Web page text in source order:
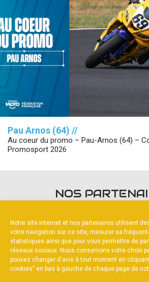
Notre site internet et nos partenaires utilisent
votre navigation sur ce site, mesurer sa
statistiques ainsi que pour vous permettre de
réseaux sociaux. Nous conservons votre choix
pouvez changer d'avis à tout moment en
cookies" en bas à gauche de chaque page de
Pau Arnos (64) //
Au coeur du promo – Pau-Arnos (64) –
Promosport 2026
NOS
PARTENAIRE PRINCIPAL